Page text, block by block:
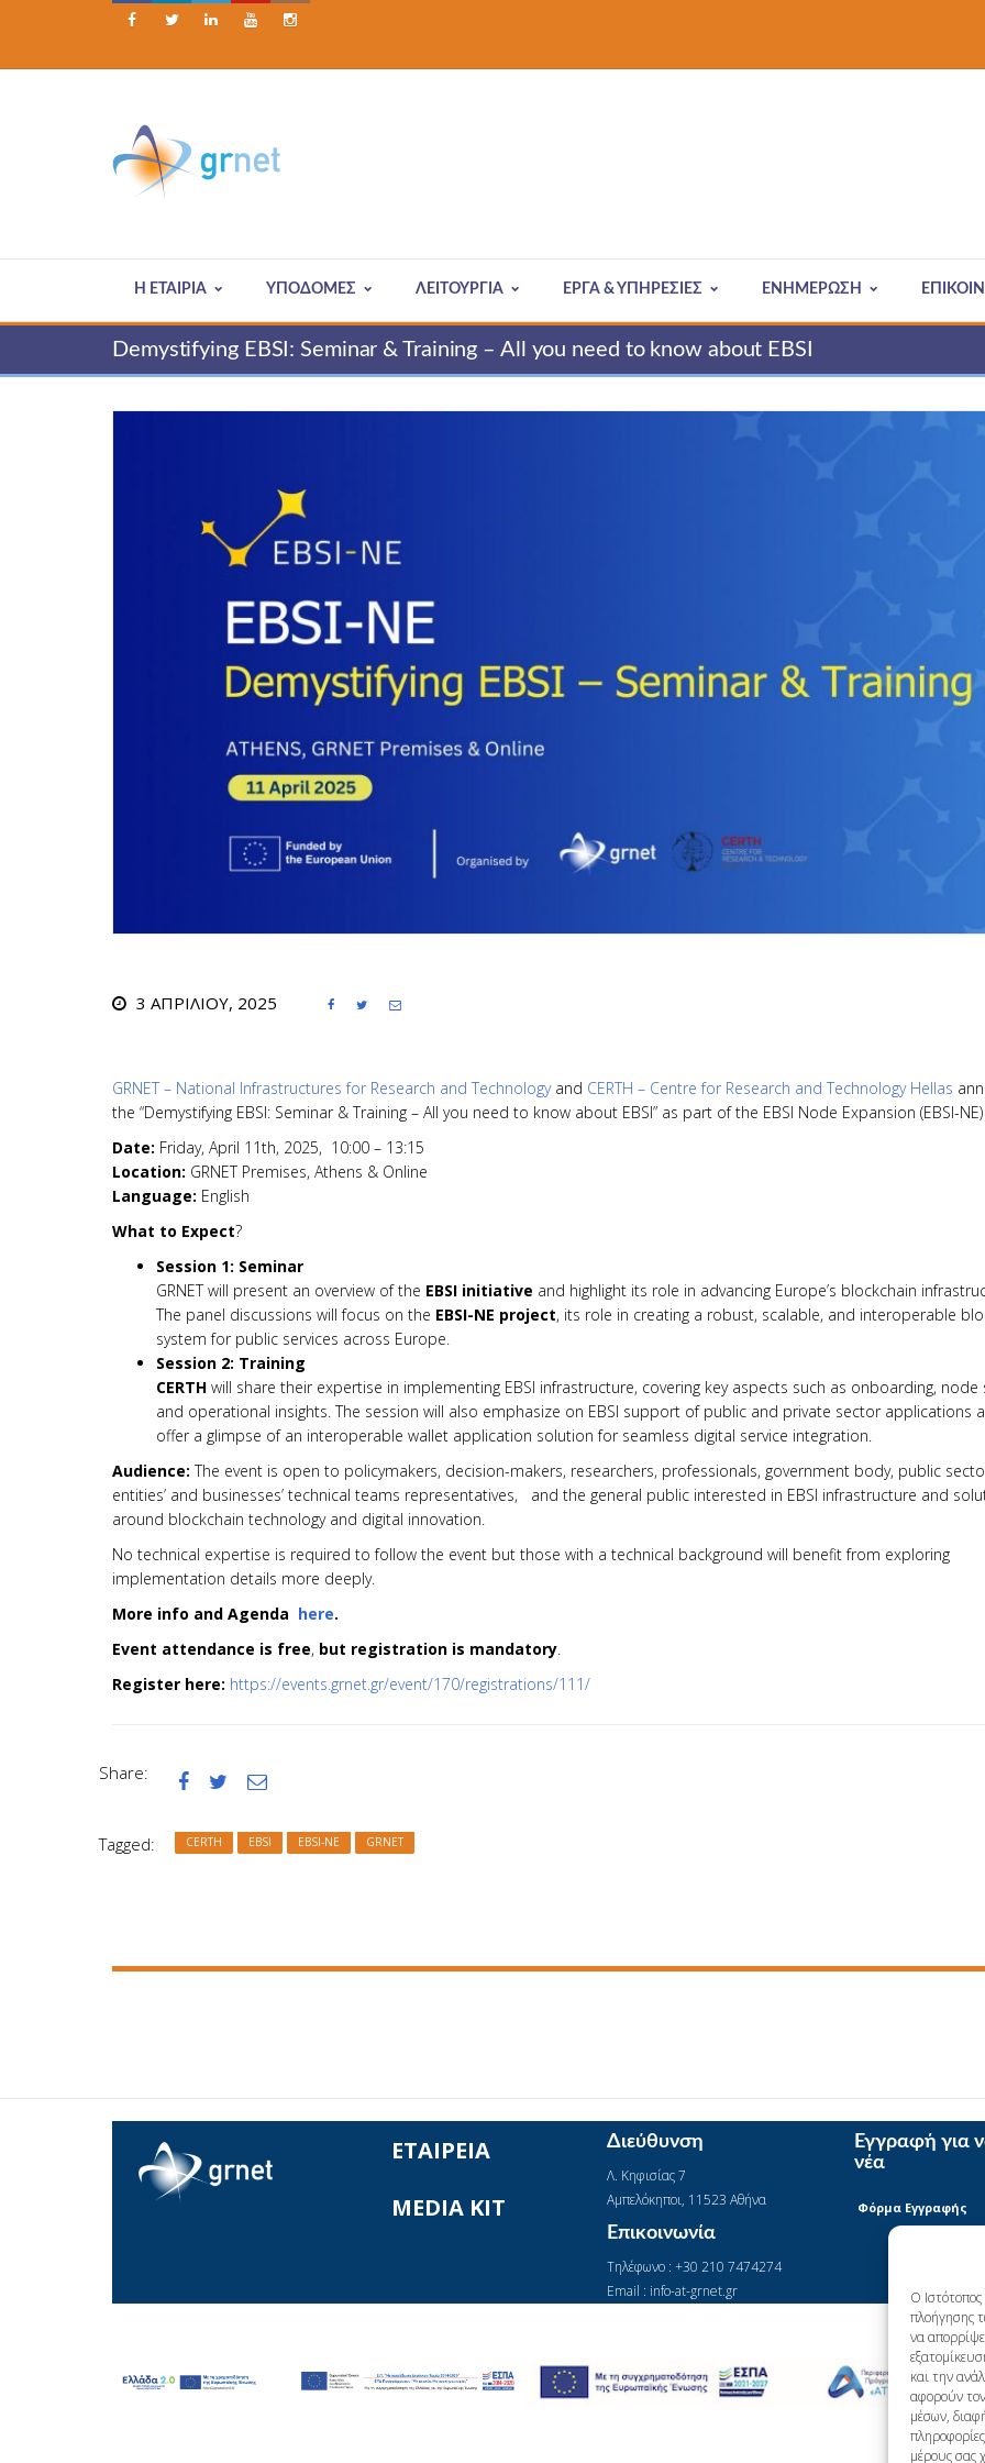
Ο
πλοήγησης
να
και την
αφορούν
μέσων,
μέρους σας
    
Η ΕΤΑΙΡΊΑ ΥΠΟΔΟΜΕΣ ΛΕΙΤΟΥΡΓΙΑ ΈΡΓΑ & ΥΠΗΡΕΣΊΕΣ ΕΝΗΜΕΡΩΣΗ
Demystifying EBSI: Seminar & Training – All you need to know about EBSI
3 ΑΠΡΙΛΊΟΥ, 2025   
GRNET – National Infrastructures for Research and Technologyand CERTH – Centre for Research and Technology Hellas
the “Demystifying EBSI: Seminar & Training – All you need to know about EBSI” as part of the EBSI Node Expansion (EBSI-
Date: Friday, April 11th, 2025, 10:00 – 13:15
Location: GRNET Premises, Athens & Online
Language: English
What to Expect?
Session 1: Seminar
GRNET will present an overview of the EBSI initiative and highlight its role in advancing Europe’s blockchain
The panel discussions will focus on the EBSI-NE project, its role in creating a robust, scalable, and interoperable
system for public services across Europe.
Session 2: Training
CERTH will share their expertise in implementing EBSI infrastructure, covering key aspects such as onboarding, node
and operational insights. The session will also emphasize on EBSI support of public and private sector applications
offer a glimpse of an interoperable wallet application solution for seamless digital service integration.
Audience:The event is open to policymakers, decision-makers, researchers, professionals, government body, public
entities’ and businesses’ technical teams representatives, and the general public interested in EBSI infrastructure and
around blockchain technology and digital innovation.
No technical expertise is required to follow the event but those with a technical background will benefit from exploring
implementation details more deeply.
More info and Agenda here.
Event attendance is free, but registration is mandatory.
Register here: https://events.grnet.gr/event/170/registrations/111/
Share:   
Tagged: CERTH EBSI EBSI-NE GRNET
ΕΤΑΙΡΕΙΑ
MEDIA KIT
Διεύθυνση
Λ. Κηφισίας 7
Αμπελόκηποι, 11523 Αθήνα
Επικοινωνία
Τηλέφωνο : +30 210 7474274
Email : info-at-grnet.gr
Εγγραφή για
νέα
Φόρμα Εγγραφής